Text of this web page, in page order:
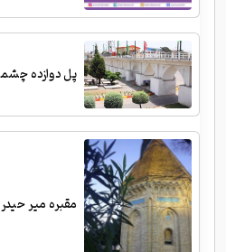
پل دوازده
مقبره میر